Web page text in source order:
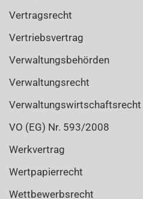
Vertragsrecht
Vertriebsvertrag
Verwaltungsbehörden
Verwaltungsrecht
Verwaltungswirtschaftsrecht
VO (EG) Nr. 593/2008
Werkvertrag
Wertpapierrecht
Wettbewerbsrecht